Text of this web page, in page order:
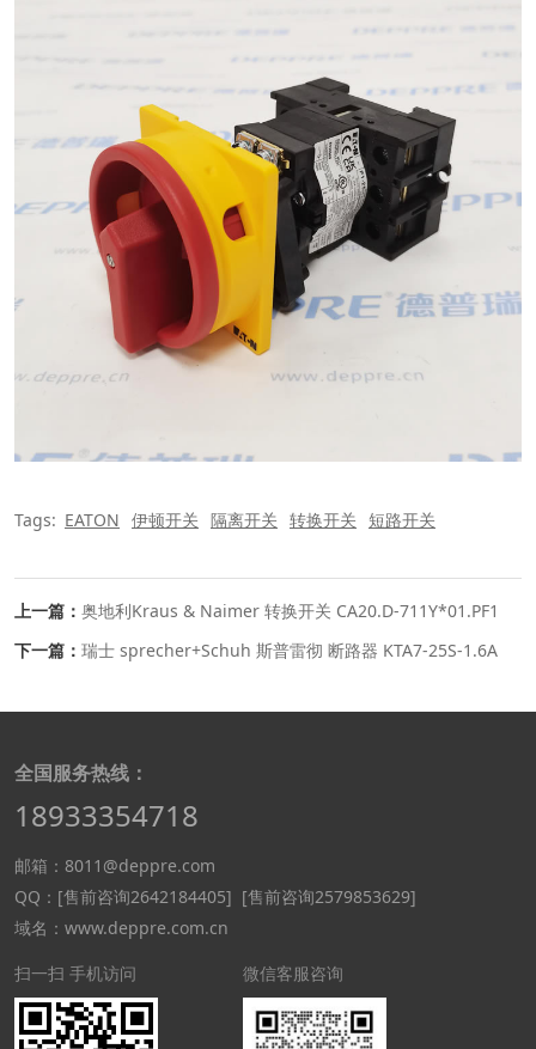
Tags: EATON 伊顿开关 隔离开关 转换开关 短路开关
上一篇： 奥地利Kraus & Naimer 转换开关 CA20.D-711Y*01.PF1
下一篇： 瑞士 sprecher+Schuh 斯普雷彻 断路器 KTA7-25S-1.6A
全国服务热线：
18933354718
邮箱：8011@deppre.com
QQ： [售前咨询2642184405] [售前咨询2579853629]
域名：www.deppre.com.cn
扫一扫 手机访问
微信客服咨询